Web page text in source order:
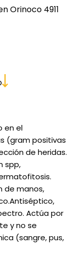
Orinoco 4911
en el
(gram positivas
de heridas.
spp,
de manos,
Actúa por
y no se
(sangre, pus,